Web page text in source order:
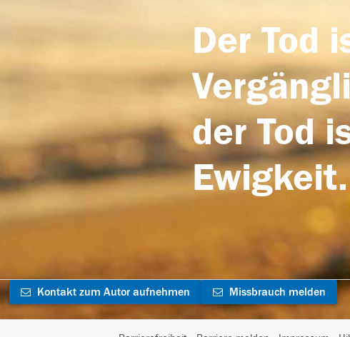
Der Tod
der Tod
Ewigkeit.
Kontakt zum Autor aufnehmen Missbrauch melden